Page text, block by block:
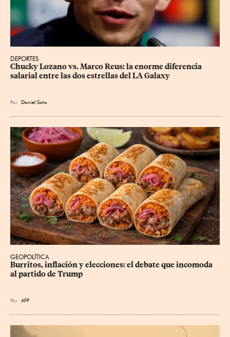
DEPORTES
Chucky Lozano vs. Marco Reus: la enorme diferencia
salarial entre las dos estrellas del LA Galaxy
Por Daniel Soto
GEOPOLÍTICA
Burritos, inflación y elecciones: el debate que incomoda
al partido de Trump
Por AFP